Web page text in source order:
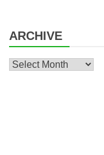
ARCHIVE
Archive